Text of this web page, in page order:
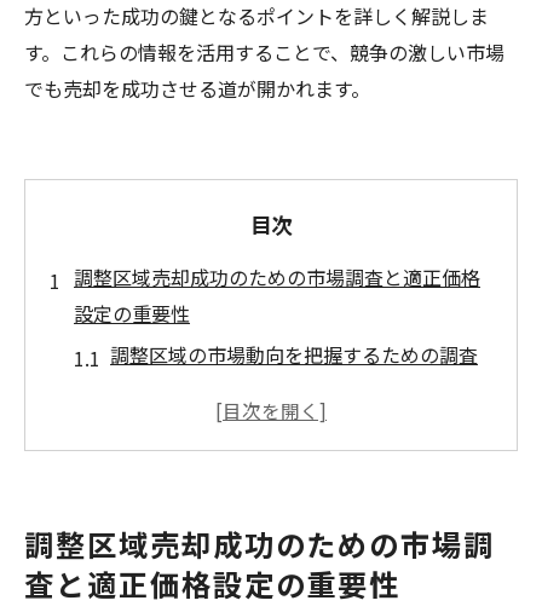
方といった成功の鍵となるポイントを詳しく解説しま
す。これらの情報を活用することで、競争の激しい市場
でも売却を成功させる道が開かれます。
目次
調整区域売却成功のための市場調査と適正価格
設定の重要性
調整区域の市場動向を把握するための調査
周辺相場の比較と適正価格設定のステップ
長期的な市場変動を見据えた価格設定
調整区域特有の価値を活かした価格設定の
調整区域売却成功のための市場調
査と適正価格設定の重要性